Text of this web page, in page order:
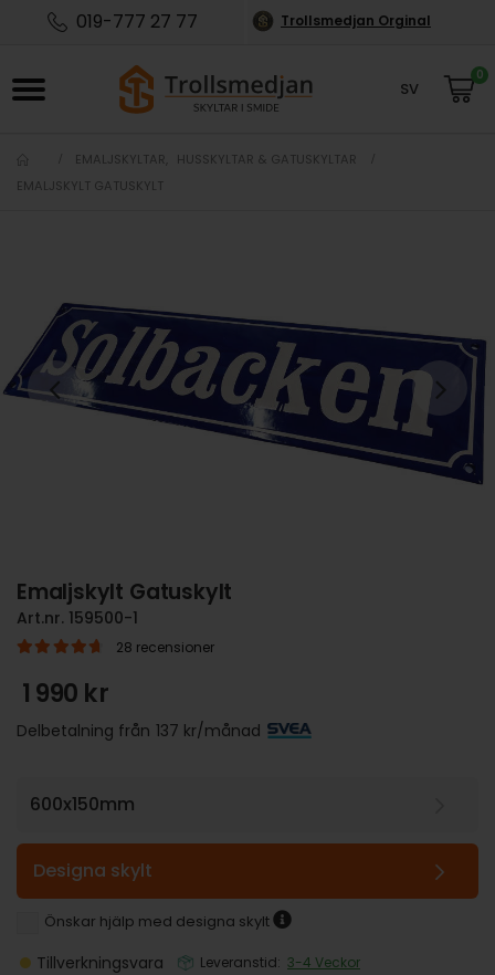
019-777 27 77 Trollsmedjan Orginal
SV
0
EMALJSKYLTAR
HUSSKYLTAR & GATUSKYLTAR
EMALJSKYLT GATUSKYLT
Emaljskylt Gatuskylt
Art.nr. 159500-1
28 recensioner
1 990 kr
Delbetalning från 137 kr/månad
Designa skylt
Önskar hjälp med designa skylt
Tillverkningsvara Leveranstid: 3-4 Veckor